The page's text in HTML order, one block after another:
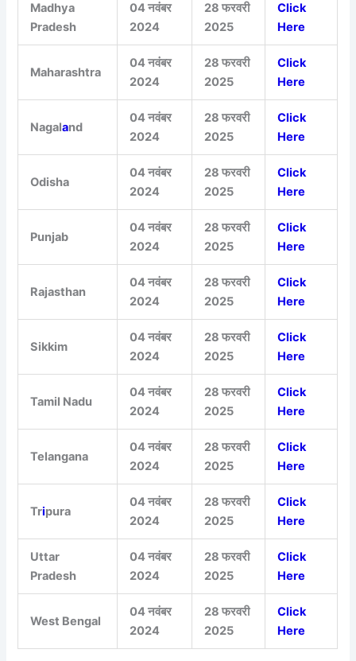
Madhya
Pradesh
04 नवंबर
2024
28 फरवरी
2025
Click
Here
Maharashtra
04 नवंबर
2024
28 फरवरी
2025
Click
Here
Nagaland
04 नवंबर
2024
28 फरवरी
2025
Click
Here
Odisha
04 नवंबर
2024
28 फरवरी
2025
Click
Here
Punjab
04 नवंबर
2024
28 फरवरी
2025
Click
Here
Rajasthan
04 नवंबर
2024
28 फरवरी
2025
Click
Here
Sikkim
04 नवंबर
2024
28 फरवरी
2025
Click
Here
Tamil Nadu
04 नवंबर
2024
28 फरवरी
2025
Click
Here
Telangana
04 नवंबर
2024
28 फरवरी
2025
Click
Here
Tripura
04 नवंबर
2024
28 फरवरी
2025
Click
Here
Uttar
Pradesh
04 नवंबर
2024
28 फरवरी
2025
Click
Here
West Bengal
04 नवंबर
2024
28 फरवरी
2025
Click
Here